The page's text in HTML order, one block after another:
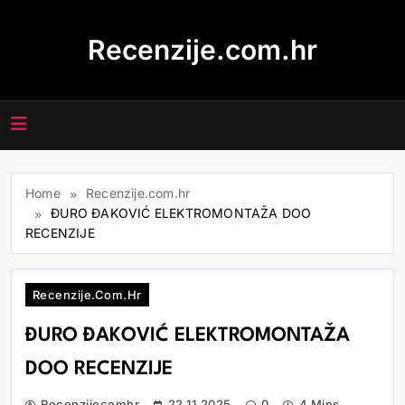
Recenzije.com.hr
Home
Recenzije.com.hr
ĐURO ĐAKOVIĆ ELEKTROMONTAŽA DOO
RECENZIJE
Recenzije.com.hr
ĐURO ĐAKOVIĆ ELEKTROMONTAŽA
DOO RECENZIJE